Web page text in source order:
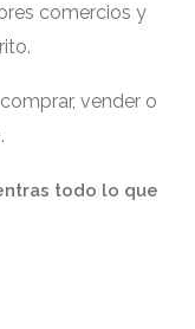
comercios y
vender o
todo lo que